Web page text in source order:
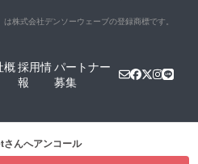
は株式会社デンソーウェーブの登録商標です。
概採用情
報
パートナー
募集
さんへアンコール